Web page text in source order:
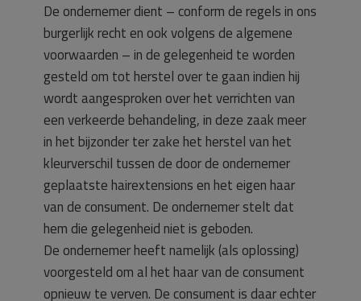
De ondernemer dient – conform de regels in ons
burgerlijk recht en ook volgens de algemene
voorwaarden – in de gelegenheid te worden
gesteld om tot herstel over te gaan indien hij
wordt aangesproken over het verrichten van
een verkeerde behandeling, in deze zaak meer
in het bijzonder ter zake het herstel van het
kleurverschil tussen de door de ondernemer
geplaatste hairextensions en het eigen haar
van de consument. De ondernemer stelt dat
hem die gelegenheid niet is geboden.
De ondernemer heeft namelijk (als oplossing)
voorgesteld om al het haar van de consument
opnieuw te verven. De consument is daar echter